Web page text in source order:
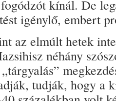
kínál. De
igénylő, embert
az elmúlt hetek
néhány
tudják, hogy a